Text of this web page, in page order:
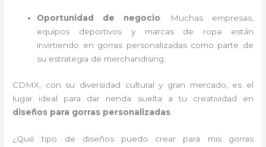
Oportunidad de negocio: Muchas empresas,
equipos deportivos y marcas de ropa están
invirtiendo en gorras personalizadas como parte de
su estrategia de merchandising.
CDMX, con su diversidad cultural y gran mercado, es el
lugar ideal para dar rienda suelta a tu creatividad en
diseños para gorras personalizadas.
¿Qué tipo de diseños puedo crear para mis gorras